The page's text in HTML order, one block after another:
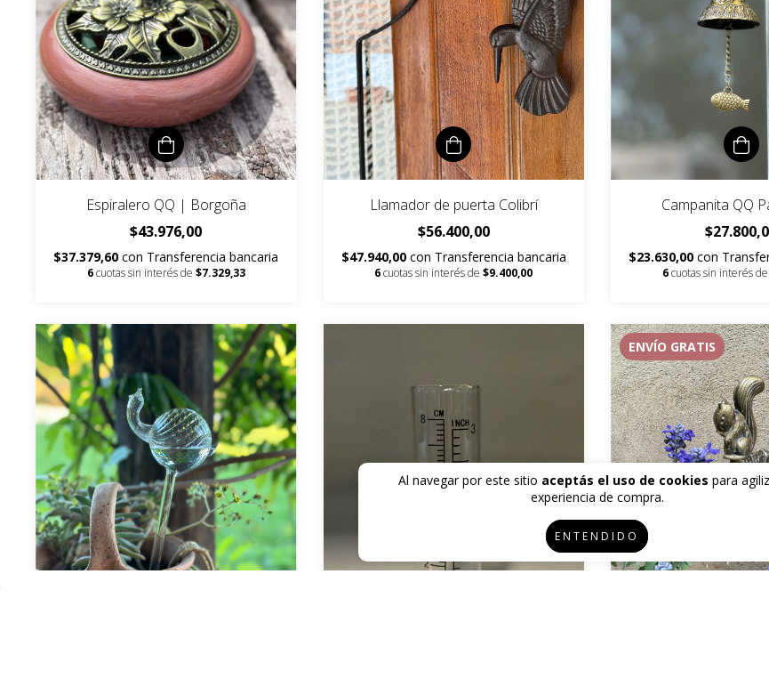
Al navegar por este sitio aceptás el uso de cookies para
experiencia de compra.
ENTENDIDO
Espiralero QQ | Borgoña
$43.976,00
$37.379,60con Transferencia bancaria
6cuotas sin interés de $7.329,33
Llamador de puerta Colibrí
$56.400,00
$47.940,00 con Transferencia bancaria
6cuotas sin interés de$9.400,00
Campanita QQ
$23.630,00con
6cuotas sin interés de
ENVÍO GRATIS